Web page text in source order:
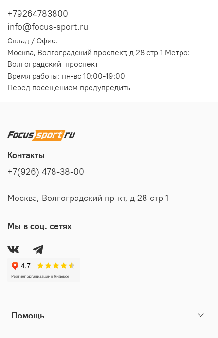
+79264783800
info@focus-sport.ru
Склад / Офис:
Москва, Волгоградский проспект, д 28 стр 1 Метро:
Волгоградский проспект
Время работы: пн-вс 10:00-19:00
Перед посещением предупредить
Помощь
Контакты
+7(926) 478-38-00
Москва, Волгоградский пр-кт, д 28 стр 1
Мы в соц. сетях